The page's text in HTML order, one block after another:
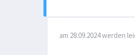
am 28.09.2024 werden